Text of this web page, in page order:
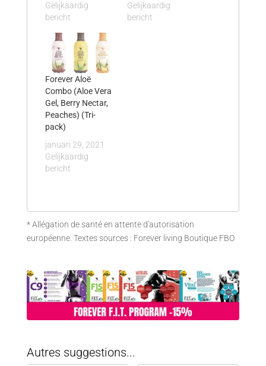
Gelijkaardig
bericht
Gelijkaardig
bericht
Forever Aloë
Combo (Aloe Vera
Gel, Berry Nectar,
Peaches) (Tri-
pack)
januari 29, 2021
Gelijkaardig
bericht
* Allégation de santé en attente d'autorisation
européenne. Textes sources : Forever living Boutique FBO
Autres suggestions...